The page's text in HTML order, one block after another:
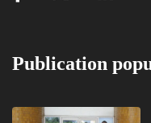
Publication